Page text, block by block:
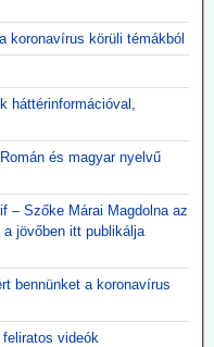
idején beszerzett
közel 300 milliárd forint
kormány annak ellenére,
tették, hogy nincs elég
felülvizsgálja az akkor
a Külügyminisztérium
is horribilis összegbe
a raktárköltség.
e (van-e) elég ember ennyi
kontraproduktív, nem
sietteti, elősegíti halálukat.
Beszerzésük egy célt
volt a különbség a
által kifizetett 300
a pszichoterrorhoz, ami
koronavírus körüli témákból
háttérinformációval,
és magyar nyelvű
– Szőke Márai Magdolna az
a jövőben itt publikálja
bennünket a koronavírus
videók